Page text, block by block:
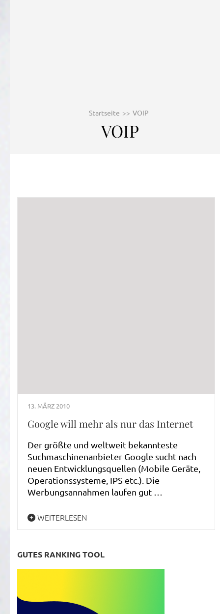
Startseite >> VOIP
VOIP
13. MÄRZ 2010
Google will mehr als nur das Internet
Der größte und weltweit bekannteste
Suchmaschinenanbieter Google sucht nach
neuen Entwicklungsquellen (Mobile Geräte,
Operationssysteme, IPS etc.). Die
Werbungsannahmen laufen gut …
WEITERLESEN
GUTES RANKING TOOL